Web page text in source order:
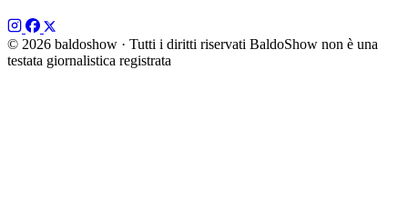
© 2026 baldoshow · Tutti i diritti riservati BaldoShow non è una
testata giornalistica registrata